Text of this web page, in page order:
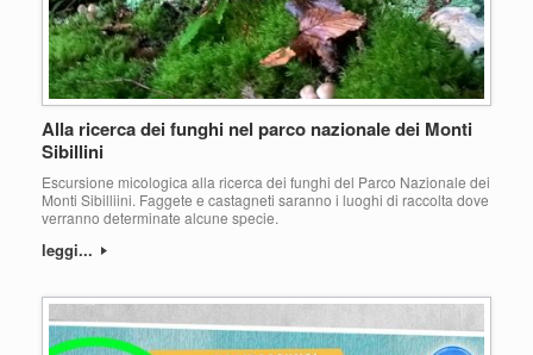
Alla ricerca dei funghi nel parco nazionale dei Monti
Sibillini
Escursione micologica alla ricerca dei funghi del Parco Nazionale dei
Monti Sibilliini. Faggete e castagneti saranno i luoghi di raccolta dove
verranno determinate alcune specie.
leggi...